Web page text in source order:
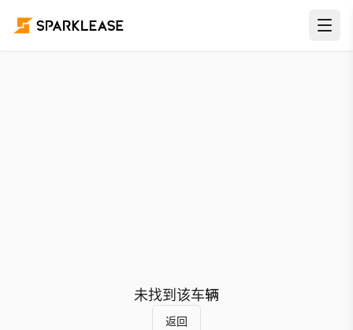
未找到该车辆
返回